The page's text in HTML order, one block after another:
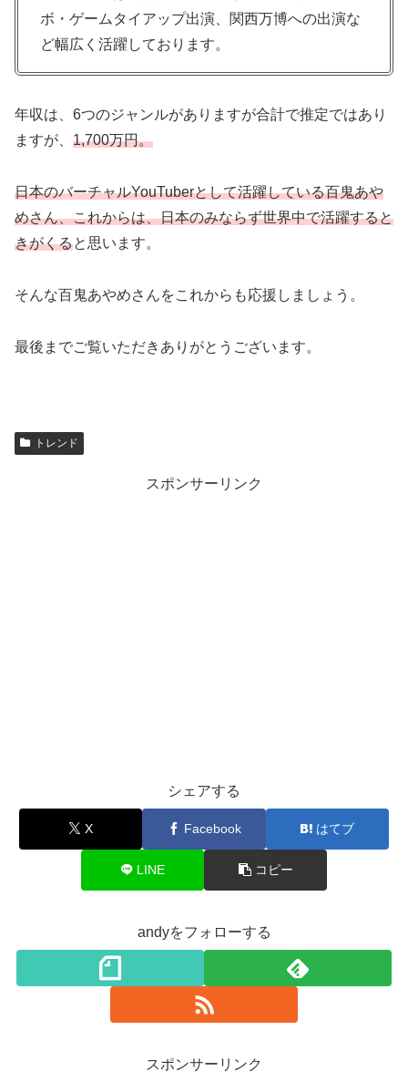
ボ・ゲームタイアップ出演、関西万博への出演な
ど幅広く活躍しております。
年収は、6つのジャンルがありますが合計で推定ではあり
ますが、 1,700万円。
日本のバーチャルYouTuberとして活躍している百鬼あや
めさん、これからは、日本のみならず世界中で活躍すると
きがくると思います。
そんな百鬼あやめさんをこれからも応援しましょう。
最後までご覧いただきありがとうございます。
トレンド
スポンサーリンク
シェアする
X Facebook はてブ
LINE コピー
andyをフォローする
スポンサーリンク